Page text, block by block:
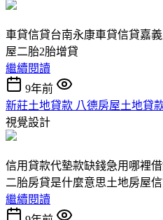
車貸信貸台南永康車貸信貸嘉
屋二胎2胎增貸
繼續閱讀
9年前
新莊土地貸款 八德房屋土地貸
視覺設計
信用貸款代墊款缺錢急用哪裡
二胎房貸是什麼意思土地房屋
繼續閱讀